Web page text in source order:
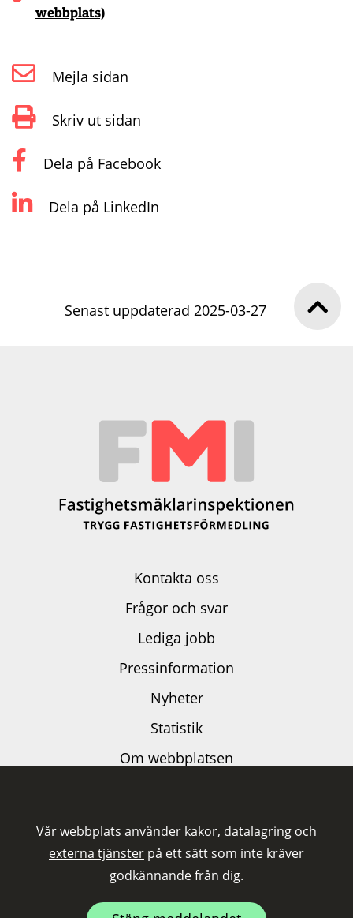
Vår webbplats använder kakor, datalagring och
externa tjänster på ett sätt som inte kräver
godkännande från dig.
webbplats)
Mejla sidan
Skriv ut sidan
Dela på Facebook
Dela på LinkedIn
Senast uppdaterad 2025-03-27
Kontakta oss
Frågor och svar
Lediga jobb
Pressinformation
Nyheter
Statistik
Om webbplatsen
Tillgänglighetsutlåtande
Följ oss på LinkedIn